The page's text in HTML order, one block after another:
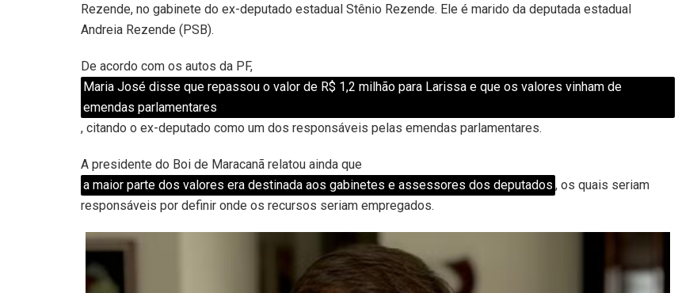
Rezende, no gabinete do ex-deputado estadual Stênio Rezende. Ele é marido da deputada estadual
Andreia Rezende (PSB).
De acordo com os autos da PF,
Maria José disse que repassou o valor de R$ 1,2 milhão para Larissa e que os valores vinham de
emendas parlamentares
, citando o ex-deputado como um dos responsáveis pelas emendas parlamentares.
A presidente do Boi de Maracanã relatou ainda que
a maior parte dos valores era destinada aos gabinetes e assessores dos deputados , os quais seriam
responsáveis por definir onde os recursos seriam empregados.